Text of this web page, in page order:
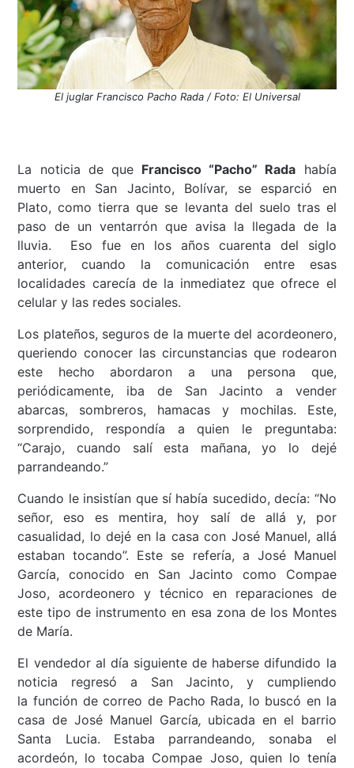
El juglar Francisco Pacho Rada / Foto: El Universal
La noticia de que Francisco “Pacho” Rada había
muerto en San Jacinto, Bolívar, se esparció en
Plato, como tierra que se levanta del suelo tras el
paso de un ventarrón que avisa la llegada de la
lluvia. Eso fue en los años cuarenta del siglo
anterior, cuando la comunicación entre esas
localidades carecía de la inmediatez que ofrece el
celular y las redes sociales.
Los plateños, seguros de la muerte del acordeonero,
queriendo conocer las circunstancias que rodearon
este hecho abordaron a una persona que,
periódicamente, iba de San Jacinto a vender
abarcas, sombreros, hamacas y mochilas. Este,
sorprendido, respondía a quien le preguntaba:
“Carajo, cuando salí esta mañana, yo lo dejé
parrandeando.”
Cuando le insistían que sí había sucedido, decía: “No
señor, eso es mentira, hoy salí de allá y, por
casualidad, lo dejé en la casa con José Manuel, allá
estaban tocando”. Este se refería, a José Manuel
García, conocido en San Jacinto como Compae
Joso, acordeonero y técnico en reparaciones de
este tipo de instrumento en esa zona de los Montes
de María.
El vendedor al día siguiente de haberse difundido la
noticia regresó a San Jacinto, y cumpliendo
la función de correo de Pacho Rada, lo buscó en la
casa de José Manuel García, ubicada en el barrio
Santa Lucia. Estaba parrandeando, sonaba el
acordeón, lo tocaba Compae Joso, quien lo tenía